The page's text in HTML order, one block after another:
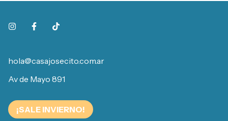
hola@casajosecito.com.ar
Av de Mayo 891
¡SALE INVIERNO!